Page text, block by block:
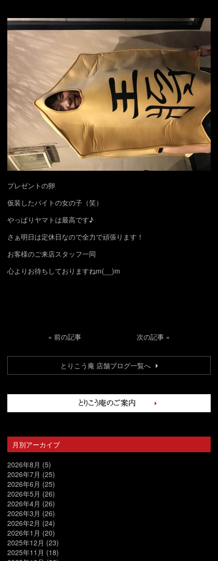
プレゼントの卵
仮装したバイトの女の子（笑）
やっぱりヤマトは最高です♪
さぁ明日は定休日なので全力で頑張ります！
お客様のご来店スタッフ一同
心よりお待ちしておりますねm(__)m
« 前の記事 次の記事 »
とりこう庵 店舗ブログ一覧へ
月別アーカイブ
2026年8月 (5)
2026年7月 (25)
2026年6月 (25)
2026年5月 (26)
2026年4月 (26)
2026年3月 (26)
2026年2月 (24)
2026年1月 (20)
2025年12月 (23)
2025年11月 (18)